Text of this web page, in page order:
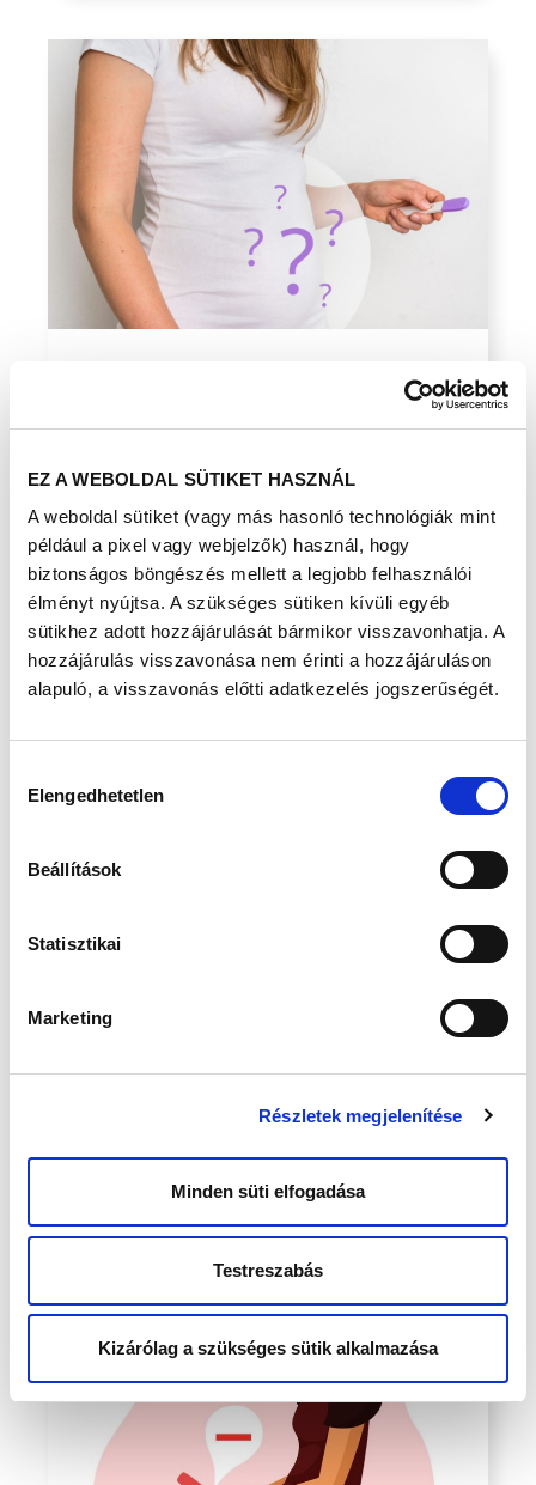
EZ A WEBOLDAL SÜTIKET HASZNÁL
A weboldal sütiket (vagy más hasonló technológiák mint
például a pixel vagy webjelzők) használ, hogy
biztonságos böngészés mellett a legjobb felhasználói
élményt nyújtsa. A szükséges sütiken kívüli egyéb
sütikhez adott hozzájárulását bármikor visszavonhatja. A
hozzájárulás visszavonása nem érinti a hozzájáruláson
alapuló, a visszavonás előtti adatkezelés jogszerűségét.
kiválasztása
Elengedhetetlen
Beállítások
Statisztikai
Marketing
Részletek megjelenítése
Minden süti elfogadása
Testreszabás
Kizárólag a szükséges sütik alkalmazása
Mi lehet az oka, amiért nem jön a
tökéletesen. Például azért, mert nem jó az időzítés, azaz
nincs szex a legmegfel
2021-11-10 14:00:33